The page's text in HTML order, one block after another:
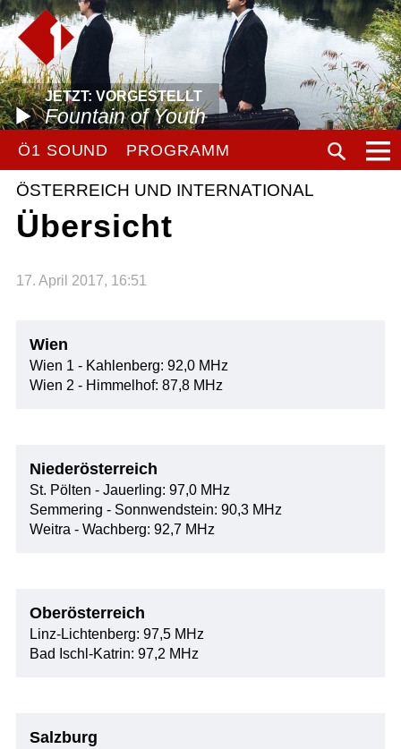
JETZT: VORGESTELLT
Fountain of Youth
Ö1 SOUND PROGRAMM
ÖSTERREICH UND INTERNATIONAL
Übersicht
17. April 2017, 16:51
Wien
Wien 1 - Kahlenberg: 92,0 MHz
Wien 2 - Himmelhof: 87,8 MHz
Niederösterreich
St. Pölten - Jauerling: 97,0 MHz
Semmering - Sonnwendstein: 90,3 MHz
Weitra - Wachberg: 92,7 MHz
Oberösterreich
Linz-Lichtenberg: 97,5 MHz
Bad Ischl-Katrin: 97,2 MHz
Salzburg